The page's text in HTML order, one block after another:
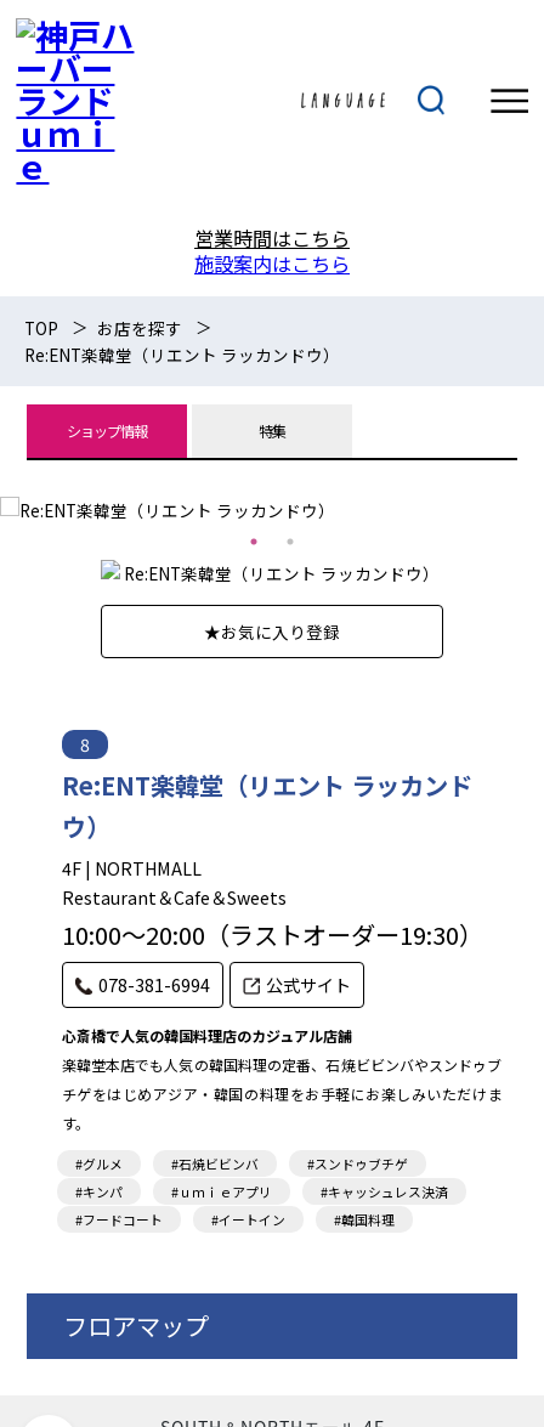
営業時間はこちら
施設案内はこちら
TOP
お店を探す
Re:ENT楽韓堂（リエント ラッカンドウ）
ショップ情報 特集
★お気に入り登録
8
Re:ENT楽韓堂（リエント ラッカンド
ウ）
4F | NORTHMALL
Restaurant＆Cafe＆Sweets
10:00～20:00（ラストオーダー19:30）
078-381-6994 公式サイト
心斎橋で人気の韓国料理店のカジュアル店舗
楽韓堂本店でも人気の韓国料理の定番、石焼ビビンバやスンドゥブ
チゲをはじめアジア・韓国の料理をお手軽にお楽しみいただけま
す。
#グルメ #石焼ビビンバ
#スンドゥブチゲ
#キンパ
#ｕｍｉｅアプリ
#キャッシュレス決済
#フードコート
#イートイン #韓国料理
フロアマップ